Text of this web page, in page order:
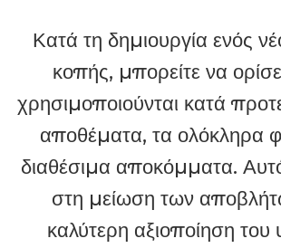
Κατά τη δημιουργία ενός
κοπής, μπορείτε να
χρησιμοποιούνται κατά
αποθέματα, τα ολόκληρα
διαθέσιμα αποκόμματα.
στη μείωση των
καλύτερη αξιοποίηση του